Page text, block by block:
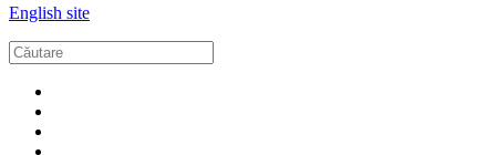
English site